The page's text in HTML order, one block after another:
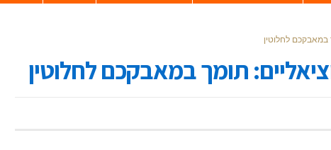
במאבקכם לחלוטין
תומך במאבקכם לחלוטין